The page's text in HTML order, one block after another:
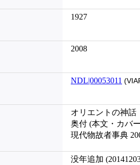
1927
2008
NDL|00053011
オリエントの神話
奥付 (本文・カバ
現代物故者事典
没年追加